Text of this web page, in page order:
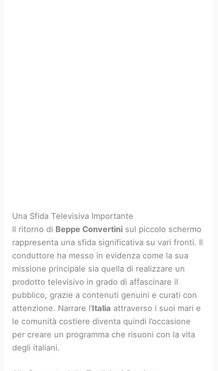
Una Sfida Televisiva Importante
Il ritorno di Beppe Convertini sul piccolo schermo
rappresenta una sfida significativa su vari fronti. Il
conduttore ha messo in evidenza come la sua
missione principale sia quella di realizzare un
prodotto televisivo in grado di affascinare il
pubblico, grazie a contenuti genuini e curati con
attenzione. Narrare l’Italia attraverso i suoi mari e
le comunità costiere diventa quindi l’occasione
per creare un programma che risuoni con la vita
degli italiani.